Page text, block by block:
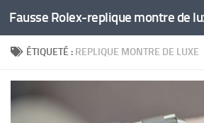
Skip to content
ÉTIQUETÉ : REPLIQUE MONTRE DE LUXE